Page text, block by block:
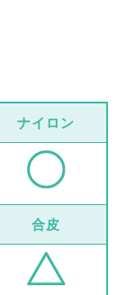
ナイロン
合皮